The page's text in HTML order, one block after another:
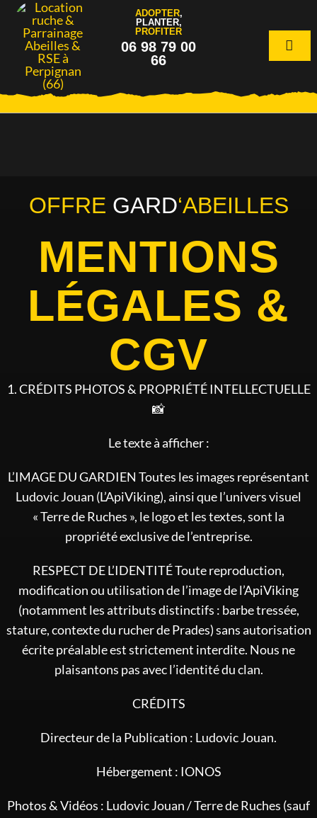
Passer
contenu
ADOPTER,
PLANTER,
PROFITER
06 98 79 00
66
OFFRE GARD‘ABEILLES
MENTIONS
LÉGALES &
CGV
1. CRÉDITS PHOTOS & PROPRIÉTÉ INTELLECTUELLE
📸
Le texte à afficher :
L’IMAGE DU GARDIEN Toutes les images représentant
Ludovic Jouan (L’ApiViking), ainsi que l’univers visuel
« Terre de Ruches », le logo et les textes, sont la
propriété exclusive de l’entreprise.
RESPECT DE L’IDENTITÉ Toute reproduction,
modification ou utilisation de l’image de l’ApiViking
(notamment les attributs distinctifs : barbe tressée,
stature, contexte du rucher de Prades) sans autorisation
écrite préalable est strictement interdite. Nous ne
plaisantons pas avec l’identité du clan.
CRÉDITS
Directeur de la Publication : Ludovic Jouan.
Hébergement : IONOS
Photos & Vidéos : Ludovic Jouan / Terre de Ruches (sauf